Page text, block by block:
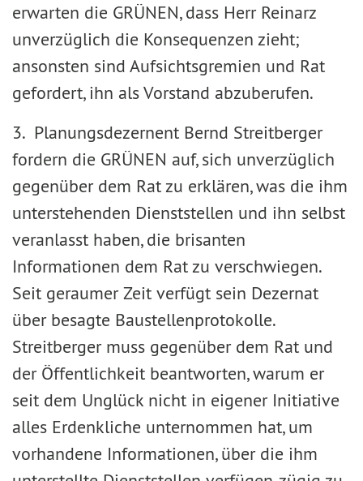
erwarten die GRÜNEN, dass Herr Reinarz
unverzüglich die Konsequenzen zieht;
ansonsten sind Aufsichtsgremien und Rat
gefordert, ihn als Vorstand abzuberufen.
3. Planungsdezernent Bernd Streitberger
fordern die GRÜNEN auf, sich unverzüglich
gegenüber dem Rat zu erklären, was die ihm
unterstehenden Dienststellen und ihn selbst
veranlasst haben, die brisanten
Informationen dem Rat zu verschwiegen.
Seit geraumer Zeit verfügt sein Dezernat
über besagte Baustellenprotokolle.
Streitberger muss gegenüber dem Rat und
der Öffentlichkeit beantworten, warum er
seit dem Unglück nicht in eigener Initiative
alles Erdenkliche unternommen hat, um
vorhandene Informationen, über die ihm